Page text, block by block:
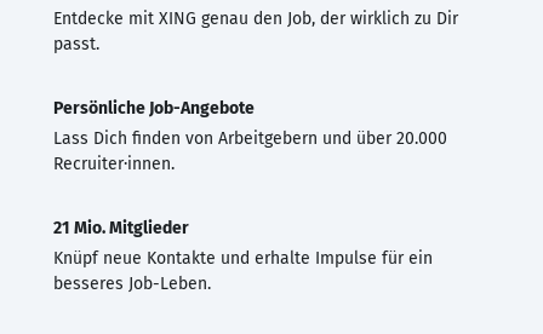
Entdecke mit XING genau den Job, der wirklich zu Dir
passt.
Persönliche Job-Angebote
Lass Dich finden von Arbeitgebern und über 20.000
Recruiter·innen.
21 Mio. Mitglieder
Knüpf neue Kontakte und erhalte Impulse für ein
besseres Job-Leben.